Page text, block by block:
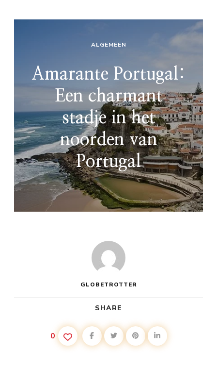
ALGEMEEN
Amarante Portugal:
Een charmant
stadje in het
noorden van
Portugal
GLOBETROTTER
SHARE
0